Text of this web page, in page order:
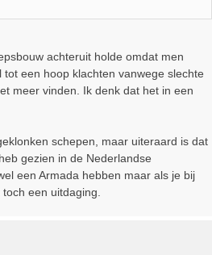
achteruit holde omdat men
een hoop klachten vanwege slechte
meer vinden. Ik denk dat het in een
schepen, maar uiteraard is dat
gezien in de Nederlandse
een Armada hebben maar als je bij
een uitdaging.